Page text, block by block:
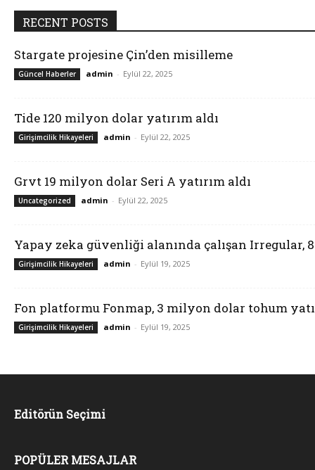
RECENT POSTS
Stargate projesine Çin’den misilleme
Güncel Haberler admin - Eylül 22, 2025
Tide 120 milyon dolar yatırım aldı
Girişimcilik Hikayeleri admin - Eylül 22, 2025
Grvt 19 milyon dolar Seri A yatırım aldı
Uncategorized admin - Eylül 22, 2025
Yapay zeka güvenliği alanında çalışan Irregular,
Girişimcilik Hikayeleri admin - Eylül 19, 2025
Fon platformu Fonmap, 3 milyon dolar tohum
Girişimcilik Hikayeleri admin - Eylül 19, 2025
Editörün Seçimi
POPÜLER MESAJLAR